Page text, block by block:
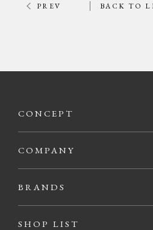
PREV BACK TO
CONCEPT
COMPANY
BRANDS
SHOP LIST